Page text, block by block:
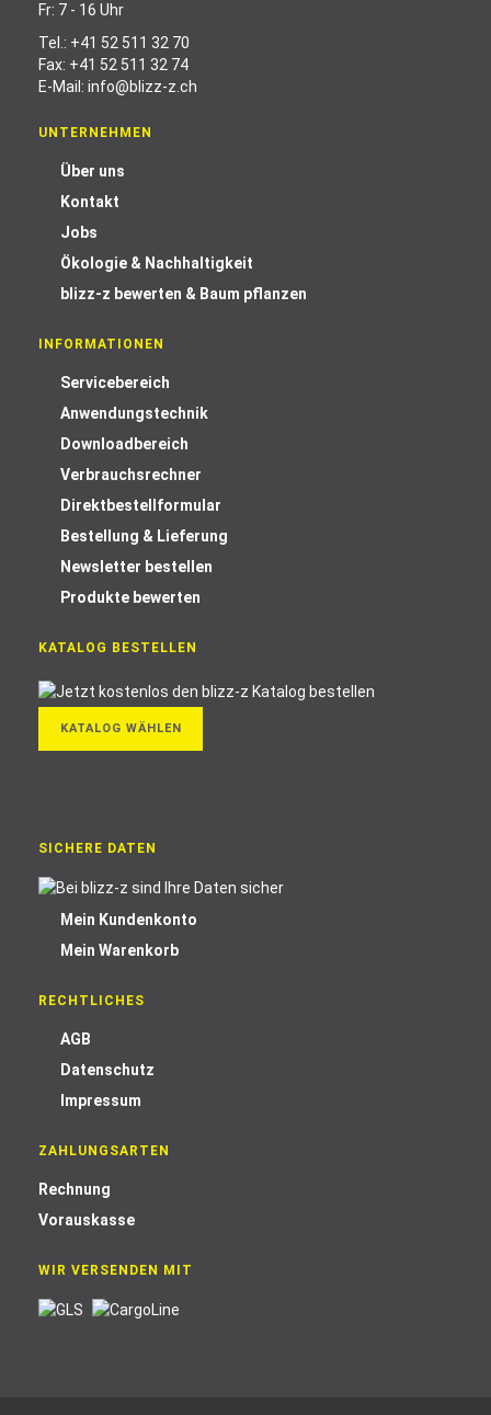
Fr: 7 - 16 Uhr
Tel.: +41 52 511 32 70
Fax: +41 52 511 32 74
E-Mail: info@blizz-z.ch
UNTERNEHMEN
Über uns
Kontakt
Jobs
Ökologie & Nachhaltigkeit
blizz-z bewerten & Baum pflanzen
INFORMATIONEN
Servicebereich
Anwendungstechnik
Downloadbereich
Verbrauchsrechner
Direktbestellformular
Bestellung & Lieferung
Newsletter bestellen
Produkte bewerten
KATALOG BESTELLEN
KATALOG WÄHLEN
SICHERE DATEN
Mein Kundenkonto
Mein Warenkorb
RECHTLICHES
AGB
Datenschutz
Impressum
ZAHLUNGSARTEN
Rechnung
Vorauskasse
WIR VERSENDEN MIT